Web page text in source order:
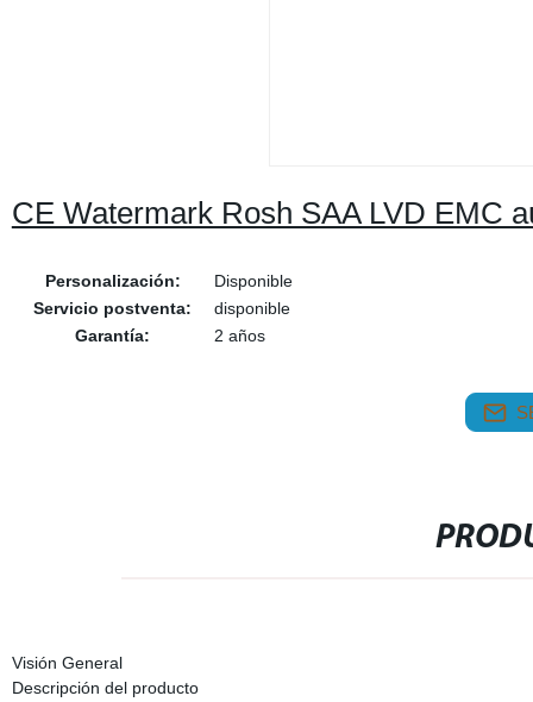
CE Watermark Rosh SAA LVD EMC
Personalización:
Disponible
Servicio postventa:
disponible
Garantía:
2 años
Visión General
Descripción del producto